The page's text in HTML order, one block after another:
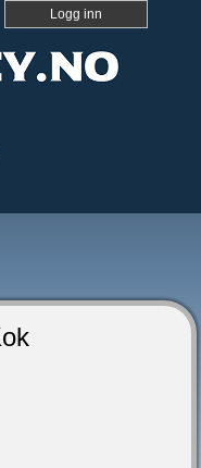
Logg inn